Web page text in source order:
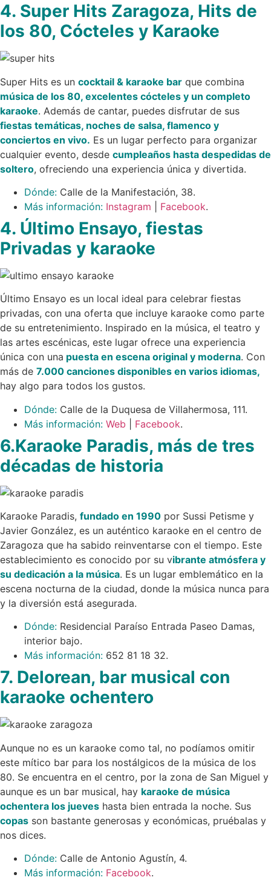
4. Super Hits Zaragoza, Hits de
los 80, Cócteles y Karaoke
Super Hits es un cocktail & karaoke bar que combina
música de los 80, excelentes cócteles y un completo
karaoke. Además de cantar, puedes disfrutar de sus
fiestas temáticas, noches de salsa, flamenco y
conciertos en vivo. Es un lugar perfecto para organizar
cualquier evento, desde cumpleaños hasta despedidas de
soltero, ofreciendo una experiencia única y divertida.
Dónde: Calle de la Manifestación, 38.
Más información: Instagram Facebook.
4. Último Ensayo, fiestas
Privadas y karaoke
Último Ensayo es un local ideal para celebrar fiestas
privadas, con una oferta que incluye karaoke como parte
de su entretenimiento. Inspirado en la música, el teatro y
las artes escénicas, este lugar ofrece una experiencia
única con una puesta en escena original y moderna. Con
más de 7.000 canciones disponibles en varios idiomas,
hay algo para todos los gustos.
Dónde: Calle de la Duquesa de Villahermosa, 111.
Más información: Web Facebook.
6.Karaoke Paradis, más de tres
décadas de historia
Karaoke Paradis, fundado en 1990 por Sussi Petisme y
Javier González, es un auténtico karaoke en el centro de
Zaragoza que ha sabido reinventarse con el tiempo. Este
establecimiento es conocido por su vibrante atmósfera y
su dedicación a la música. Es un lugar emblemático en la
escena nocturna de la ciudad, donde la música nunca para
y la diversión está asegurada.
Dónde: Residencial Paraíso Entrada Paseo Damas,
interior bajo.
Más información: 652 81 18 32.
7. Delorean, bar musical con
karaoke ochentero
Aunque no es un karaoke como tal, no podíamos omitir
este mítico bar para los nostálgicos de la música de los
80. Se encuentra en el centro, por la zona de San Miguel y
aunque es un bar musical, hay karaoke de música
ochentera los jueves hasta bien entrada la noche. Sus
copas son bastante generosas y económicas, pruébalas y
nos dices.
Dónde: Calle de Antonio Agustín, 4.
Más información: Facebook.